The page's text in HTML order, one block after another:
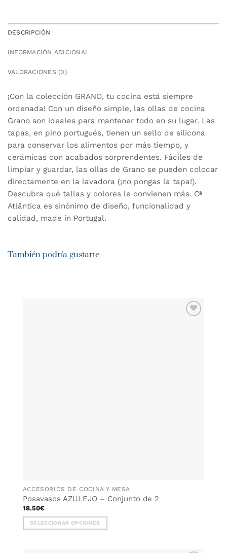
DESCRIPCIÓN
INFORMACIÓN ADICIONAL
VALORACIONES (0)
¡Con la colección GRANO, tu cocina está siempre
ordenada! Con un diseño simple, las ollas de cocina
Grano son ideales para mantener todo en su lugar. Las
tapas, en pino portugués, tienen un sello de silicona
para conservar los alimentos por más tiempo, y
cerámicas con acabados sorprendentes. Fáciles de
limpiar y guardar, las ollas de Grano se pueden colocar
directamente en la lavadora (¡no pongas la tapa!).
Descubra qué tallas y colores le convienen más. Cª
Atlântica es sinónimo de diseño, funcionalidad y
calidad, made in Portugal.
También podría gustarte
ACCESORIOS DE COCINA Y MESA
Posavasos AZULEJO – Conjunto de 2
18.50€
SELECCIONAR OPCIONES